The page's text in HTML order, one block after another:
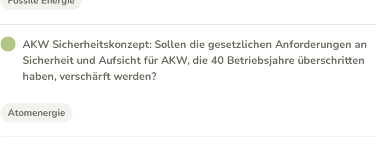
RATHER_GOOD
AKW Sicherheitskonzept: Sollen die gesetzlichen Anforderungen an
Sicherheit und Aufsicht für AKW, die 40 Betriebsjahre überschritten
haben, verschärft werden?
Atomenergie